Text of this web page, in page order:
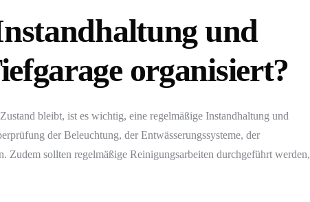
und
organisiert?
bleibt, ist es wichtig, eine regelmäßige Instandhaltung und
der Beleuchtung, der Entwässerungssysteme, der
Zudem sollten regelmäßige Reinigungsarbeiten durchgeführt werden,